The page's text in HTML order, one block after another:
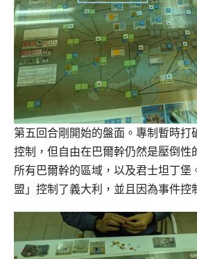
第五回合剛開始的盤面。專制暫時打
控制，但自由在巴爾幹仍然是壓倒性
所有巴爾幹的區域，以及君士坦丁堡
盟」控制了義大利，並且因為事件控